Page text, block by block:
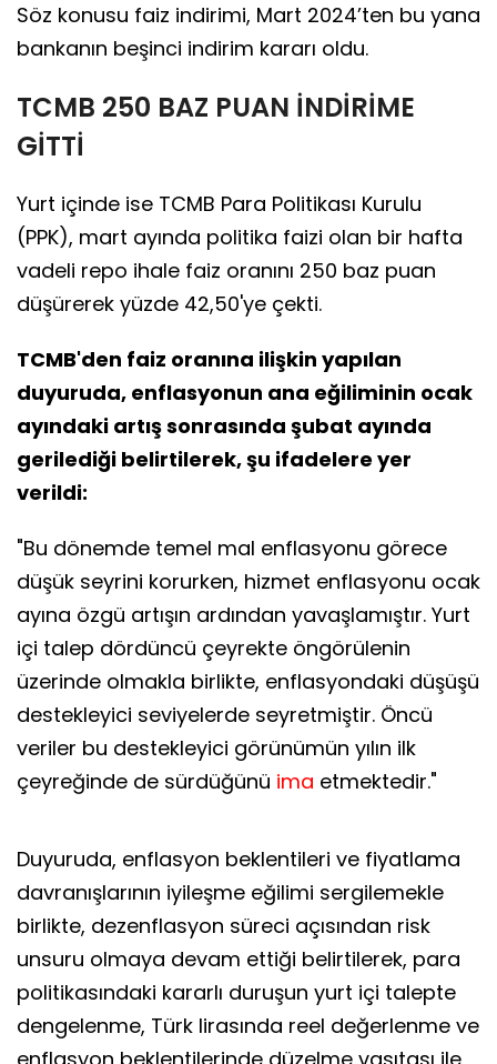
Söz konusu faiz indirimi, Mart 2024’ten bu yana
bankanın beşinci indirim kararı oldu.
TCMB 250 BAZ PUAN İNDİRİME
GİTTİ
Yurt içinde ise TCMB Para Politikası Kurulu
(PPK), mart ayında politika faizi olan bir hafta
vadeli repo ihale faiz oranını 250 baz puan
düşürerek yüzde 42,50'ye çekti.
TCMB'den faiz oranına ilişkin yapılan
duyuruda, enflasyonun ana eğiliminin ocak
ayındaki artış sonrasında şubat ayında
gerilediği belirtilerek, şu ifadelere yer
verildi:
"Bu dönemde temel mal enflasyonu görece
düşük seyrini korurken, hizmet enflasyonu ocak
ayına özgü artışın ardından yavaşlamıştır. Yurt
içi talep dördüncü çeyrekte öngörülenin
üzerinde olmakla birlikte, enflasyondaki düşüşü
destekleyici seviyelerde seyretmiştir. Öncü
veriler bu destekleyici görünümün yılın ilk
çeyreğinde de sürdüğünü ima etmektedir."
Duyuruda, enflasyon beklentileri ve fiyatlama
davranışlarının iyileşme eğilimi sergilemekle
birlikte, dezenflasyon süreci açısından risk
unsuru olmaya devam ettiği belirtilerek, para
politikasındaki kararlı duruşun yurt içi talepte
dengelenme, Türk lirasında reel değerlenme ve